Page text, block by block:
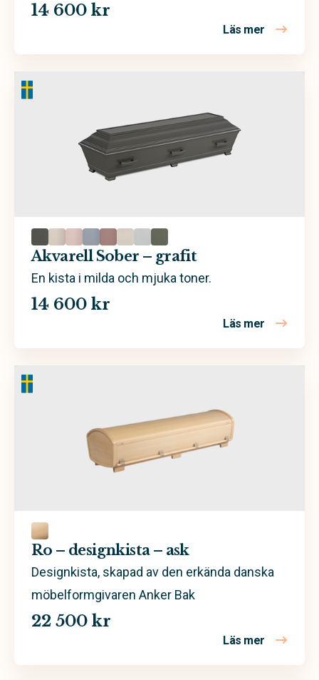
14 600 kr
Läs mer om
Akvarell Sober – grafit
En kista i milda och mjuka toner.
14 600 kr
Läs mer om
Ro – designkista – ask
Designkista, skapad av den erkända danska
möbelformgivaren Anker Bak
22 500 kr
Läs mer om Ro –